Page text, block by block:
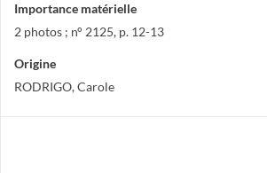
Importance matérielle
2 photos ; n° 2125, p. 12-13
Origine
RODRIGO, Carole